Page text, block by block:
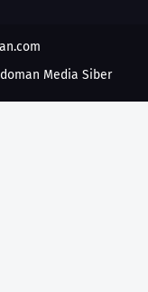
Media Siber